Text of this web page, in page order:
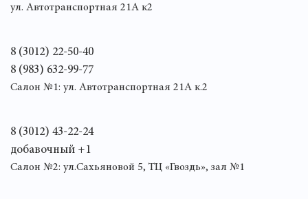
ул. Автотранспортная 21А к2
8 (3012) 22-50-40
8 (983) 632-99-77
Салон №1: ул. Автотранспортная 21А к.2
8 (3012) 43-22-24
добавочный +1
Салон №2: ул.Сахьяновой 5, ТЦ «Гвоздь», зал №1